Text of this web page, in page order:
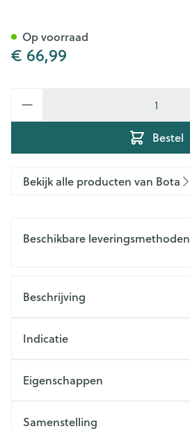
€ 66,99
Bestel
Op voorraad
Bekijk alle producten van Bota
Beschikbare leveringsmethoden
Beschrijving
Indicatie
Eigenschappen
Samenstelling